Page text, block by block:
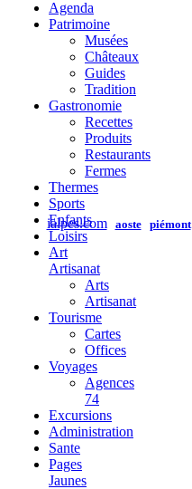
ialpes.com aoste piémont
Agenda
Patrimoine
Musées
Châteaux
Guides
Tradition
Gastronomie
Recettes
Produits
Restaurants
Fermes
Thermes
Sports
Enfants
Loisirs
Art
Artisanat
Arts
Artisanat
Tourisme
Cartes
Offices
Voyages
Agences
74
Excursions
Administration
Sante
Pages
Jaunes